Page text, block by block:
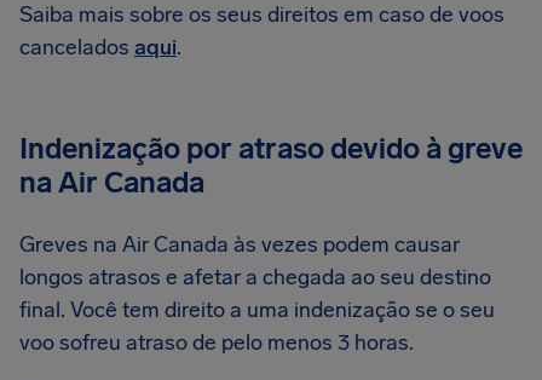
Saiba mais sobre os seus direitos em caso de voos
cancelados aqui.
Indenização por atraso devido à greve
na Air Canada
Greves na Air Canada às vezes podem causar
longos atrasos e afetar a chegada ao seu destino
final. Você tem direito a uma indenização se o seu
voo sofreu atraso de pelo menos 3 horas.